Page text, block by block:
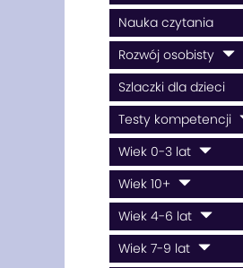
Nauka czytania
Rozwój osobisty
Szlaczki dla dzieci
Testy kompetencji
Wiek 0-3 lat
Wiek 10+
Wiek 4-6 lat
Wiek 7-9 lat